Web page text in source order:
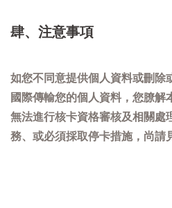
肆、注意事項
如您不同意提供個人資料或刪除
國際傳輸您的個人資料，您膫解
無法進行核卡資格審核及相關處
務、或必須採取停卡措施，尚請